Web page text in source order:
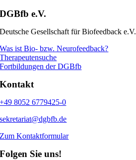
DGBfb e.V.
Deutsche Gesellschaft für Biofeedback e.V.
Was ist Bio- bzw. Neurofeedback?
Therapeutensuche
Fortbildungen der DGBfb
Kontakt
+49 8052 6779425-0
sekretariat@dgbfb.de
Zum Kontaktformular
Folgen Sie uns!